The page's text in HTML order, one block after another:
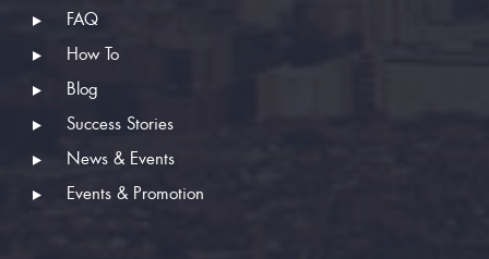
FAQ
How To
Blog
Success Stories
News & Events
Events & Promotion